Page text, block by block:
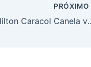
PRÓXIMO
DoubleTree by Hilton Caracol